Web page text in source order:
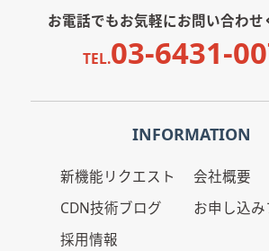
お電話でもお気軽にお問い合わせ
TEL.03-6431-
INFORMATION
新機能リクエスト
CDN技術ブログ
採用情報
会社概要
お申し込